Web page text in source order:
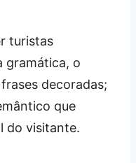
turistas
gramática, o
decoradas;
que
do visitante.